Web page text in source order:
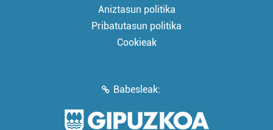
Aniztasun politika
Pribatutasun politika
Cookieak
Babesleak: